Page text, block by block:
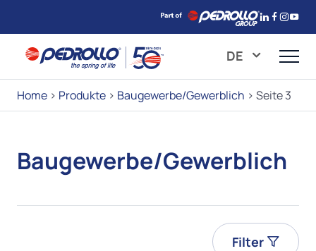
DE
Home > Produkte > Baugewerbe/Gewerblich > Seite 3
Baugewerbe/Gewerblich
Filter